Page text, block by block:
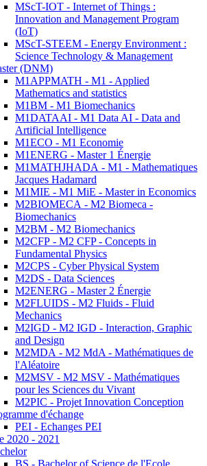
MScT-IOT - Internet of Things :
Innovation and Management Program
(IoT)
MScT-STEEM - Energy Environment :
Science Technology & Management
(DNM)
M1APPMATH - M1 - Applied
Mathematics and statistics
M1BM - M1 Biomechanics
M1DATAAI - M1 Data AI - Data and
Artificial Intelligence
M1ECO - M1 Economie
M1ENERG - Master 1 Énergie
M1MATHJHADA - M1 - Mathematiques
Jacques Hadamard
M1MIE - M1 MiE - Master in Economics
M2BIOMECA - M2 Biomeca -
Biomechanics
M2BM - M2 Biomechanics
M2CFP - M2 CFP - Concepts in
Fundamental Physics
M2CPS - Cyber Physical System
M2DS - Data Sciences
M2ENERG - Master 2 Énergie
M2FLUIDS - M2 Fluids - Fluid
Mechanics
M2IGD - M2 IGD - Interaction, Graphic
and Design
M2MDA - M2 MdA - Mathématiques de
l'Aléatoire
M2MSV - M2 MSV - Mathématiques
pour les Sciences du Vivant
M2PIC - Projet Innovation Conception
d'échange
PEI - Echanges PEI
2020 - 2021
BS - Bachelor of Science de l'Ecole